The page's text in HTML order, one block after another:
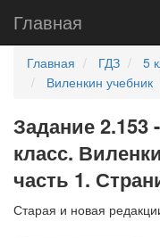
Главная
Главная ГДЗ 5
Виленкин учебник
Задание 2.153
класс.
часть 1.
Старая и новая